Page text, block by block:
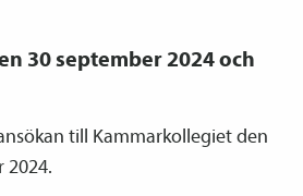
30 september 2024 och
till Kammarkollegiet den
2024.